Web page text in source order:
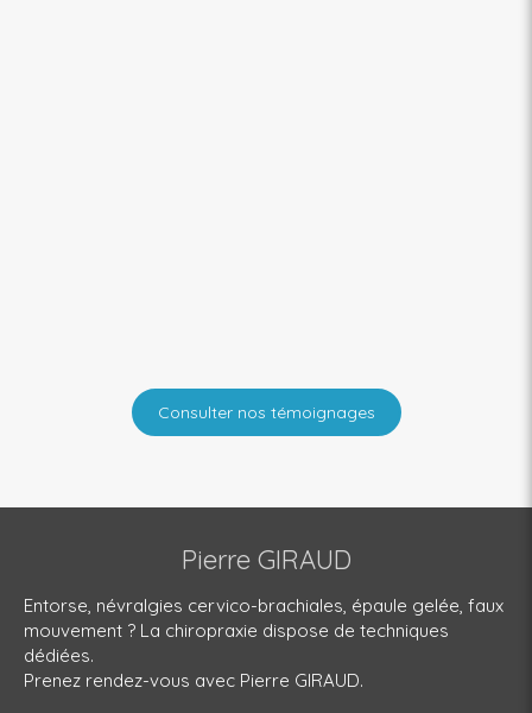
Consulter nos témoignages
Pierre GIRAUD
Entorse, névralgies cervico-brachiales, épaule gelée, faux
mouvement ? La chiropraxie dispose de techniques
dédiées.
Prenez rendez-vous avec Pierre GIRAUD.